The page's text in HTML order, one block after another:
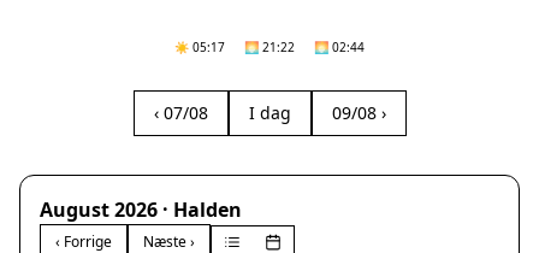
☀️ 05:17 🌅 21:22 🌅 02:44
‹ 07/08 I dag 09/08 ›
August 2026 · Halden
‹ Forrige Næste ›